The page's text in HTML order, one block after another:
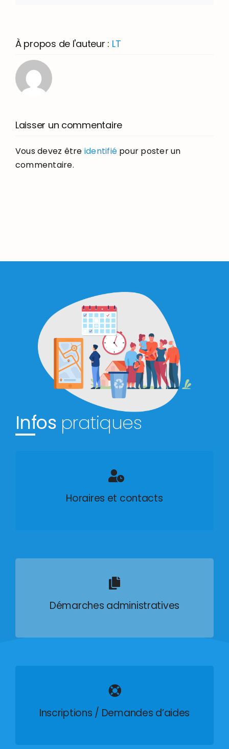
À propos de l'auteur : LT
Laisser un commentaire
Vous devez être identifié pour poster un
commentaire.
Infos pratiques
Horaires et contacts
Démarches administratives
Inscriptions / Demandes d’aides